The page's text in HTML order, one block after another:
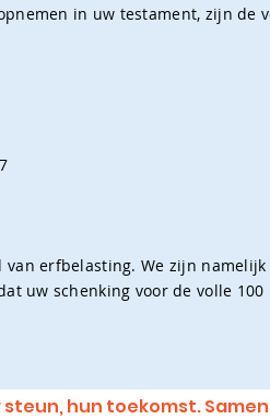
in uw testament, zijn de
erfbelasting. We zijn
uw schenking voor de volle
steun, hun toekomst.